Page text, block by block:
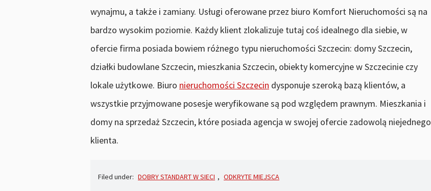
wynajmu, a także i zamiany. Usługi oferowane przez biuro Komfort Nieruchomości są na
bardzo wysokim poziomie. Każdy klient zlokalizuje tutaj coś idealnego dla siebie, w
ofercie firma posiada bowiem różnego typu nieruchomości Szczecin: domy Szczecin,
działki budowlane Szczecin, mieszkania Szczecin, obiekty komercyjne w Szczecinie czy
lokale użytkowe. Biuro nieruchomości Szczecin dysponuje szeroką bazą klientów, a
wszystkie przyjmowane posesje weryfikowane są pod względem prawnym. Mieszkania i
domy na sprzedaż Szczecin, które posiada agencja w swojej ofercie zadowolą niejednego
klienta.
Filed under: DOBRY STANDART W SIECI , ODKRYTE MIEJSCA